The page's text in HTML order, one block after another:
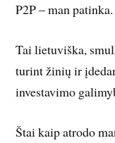
P2P – man patinka.
Tai lietuviška,
turint žinių ir
investavimo
Štai kaip atrodo